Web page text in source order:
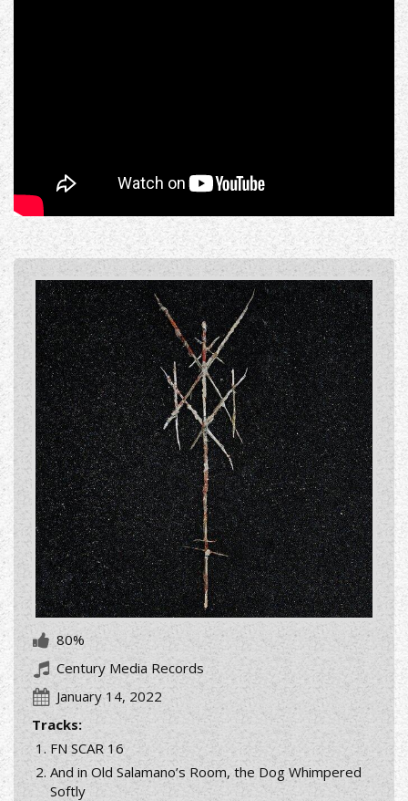
80%
Century Media Records
January 14, 2022
Tracks:
FN SCAR 16
And in Old Salamano’s Room, the Dog Whimpered
Softly